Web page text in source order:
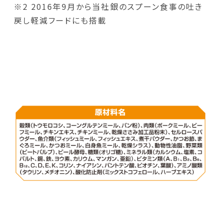
※2 2016年9月から当社銀のスプーン食事の吐き
戻し軽減フードにも搭載